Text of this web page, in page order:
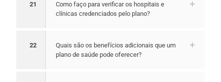
21
Como faço para verificar os hospitais e
clínicas credenciados pelo plano?
22
Quais são os benefícios adicionais que um
plano de saúde pode oferecer?